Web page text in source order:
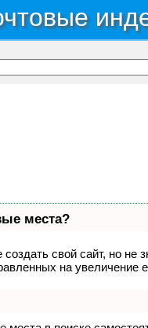
места?
свой сайт, но не
на увеличение